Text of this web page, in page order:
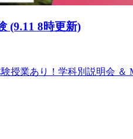
(9.11 8時更新)
体験授業あり！学科別